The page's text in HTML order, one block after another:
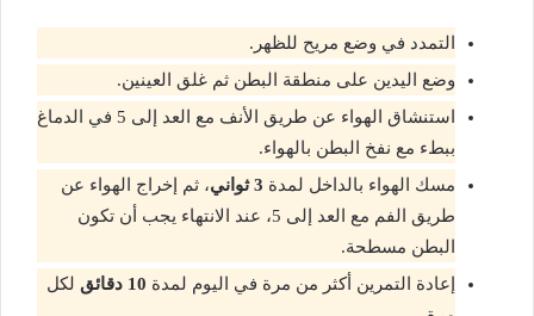
التمدد في وضع مريح للظهر.
وضع اليدين على منطقة البطن ثم غلق العينين.
استنشاق الهواء عن طريق الأنف مع العد إلى 5 في الدماغ
ببطء مع نفخ البطن بالهواء.
مسك الهواء بالداخل لمدة 3 ثواني
، ثم إخراج الهواء عن
طريق الفم مع العد إلى 5، عند الانتهاء يجب أن تكون
البطن مسطحة.
إعادة التمرين أكثر من مرة في اليوم لمدة
لكل